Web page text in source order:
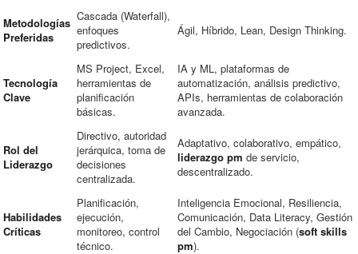
Metodologías
Preferidas
Cascada (Waterfall),
enfoques
predictivos.
Ágil, Híbrido, Lean, Design Thinking.
Tecnología
Clave
MS Project, Excel,
herramientas de
planificación
básicas.
IA y ML, plataformas de
automatización, análisis predictivo,
APIs, herramientas de colaboración
avanzada.
Rol del
Liderazgo
Directivo, autoridad
jerárquica, toma de
decisiones
centralizada.
Adaptativo, colaborativo, empático,
liderazgo pm de servicio,
descentralizado.
Habilidades
Críticas
Planificación,
ejecución,
monitoreo, control
técnico.
Inteligencia Emocional, Resiliencia,
Comunicación, Data Literacy, Gestión
del Cambio, Negociación (soft skills
pm).